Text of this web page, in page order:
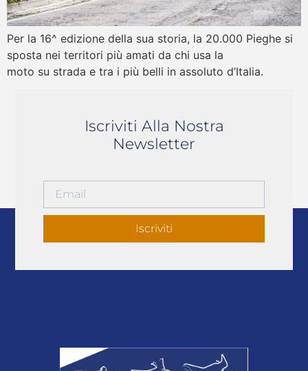
Per la 16^ edizione della sua storia, la 20.000 Pieghe si
sposta nei territori più amati da chi usa la
moto su strada e tra i più belli in assoluto d’Italia.
Iscriviti Alla Nostra
Newsletter
Iscriviti